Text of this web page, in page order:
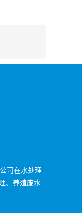
司在水处理
、养殖废水